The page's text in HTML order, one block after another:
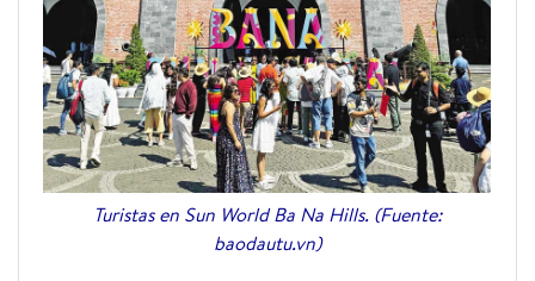
Turistas en Sun World Ba Na Hills. (Fuente:
baodautu.vn)